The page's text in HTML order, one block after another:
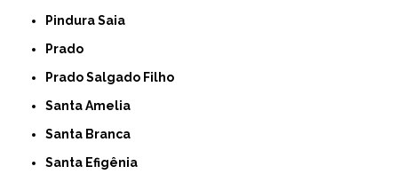
Pindura Saia
Prado
Prado Salgado Filho
Santa Amelia
Santa Branca
Santa Efigênia